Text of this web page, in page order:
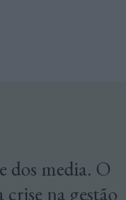
dos media. O
crise na gestão